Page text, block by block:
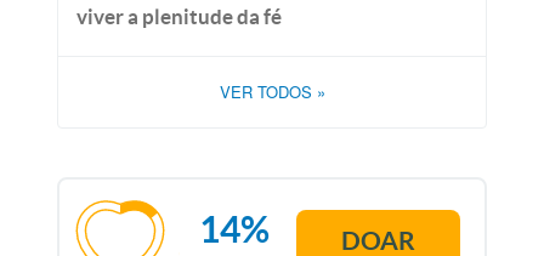
viver a plenitude da fé
VER TODOS »
14% DOAR